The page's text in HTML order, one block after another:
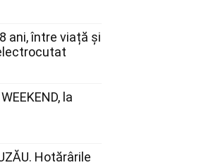
ani, între viață și
la
Hotărârile